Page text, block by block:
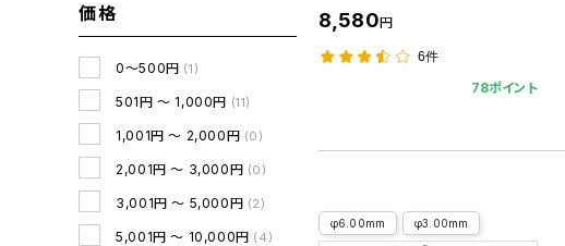
価格
0～500円 (1)
501円 ～ 1,000円 (11)
1,001円 ～ 2,000円 (0)
2,001円 ～ 3,000円 (0)
3,001円 ～ 5,000円 (2)
5,001円 ～ 10,000円 (4)
8,580円
6件
78ポイント
φ6.00mm φ3.00mm